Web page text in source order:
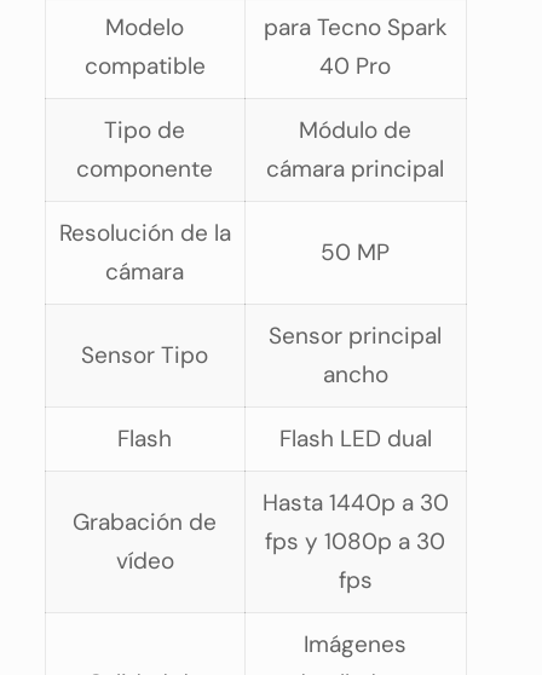
Modelo
compatible
para Tecno Spark
40 Pro
Tipo de
componente
Módulo de
cámara principal
Resolución de la
cámara
50 MP
Sensor Tipo
Sensor principal
ancho
Flash Flash LED dual
Grabación de
vídeo
Hasta 1440p a 30
fps y 1080p a 30
fps
Imágenes